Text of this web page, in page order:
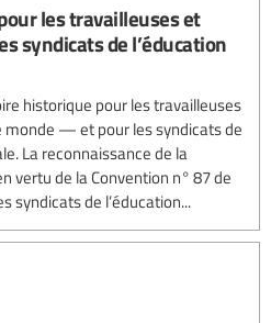
les travailleuses et
syndicats de l’éducation
historique pour les travailleuses
— et pour les syndicats de
La reconnaissance de la
vertu de la Convention n° 87 de
syndicats de l’éducation...